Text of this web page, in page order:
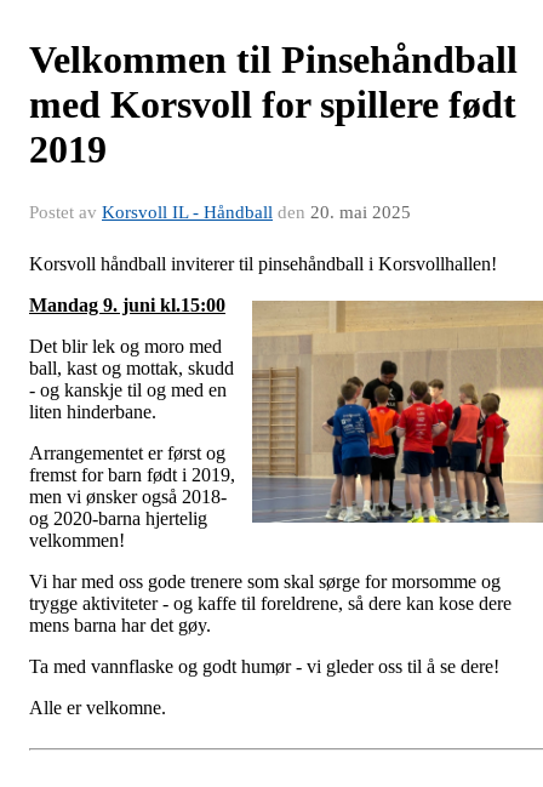
Velkommen til Pinsehåndball
med Korsvoll for spillere født
2019
Postet av Korsvoll IL - Håndball den 20. mai 2025
Korsvoll håndball inviterer til pinsehåndball i Korsvollhallen!
Mandag 9. juni kl.15:00
Det blir lek og moro med
ball, kast og mottak, skudd
- og kanskje til og med en
liten hinderbane.
Arrangementet er først og
fremst for barn født i 2019,
men vi ønsker også 2018-
og 2020-barna hjertelig
velkommen!
Vi har med oss gode trenere som skal sørge for morsomme og
trygge aktiviteter - og kaffe til foreldrene, så dere kan kose dere
mens barna har det gøy.
Ta med vannflaske og godt humør - vi gleder oss til å se dere!
Alle er velkomne.